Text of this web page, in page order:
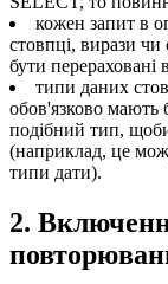
кожен запит в
стовпці, вирази чи
бути перераховані
типи даних
обов'язково мають
подібний тип,
(наприклад, це
типи дати).
2.